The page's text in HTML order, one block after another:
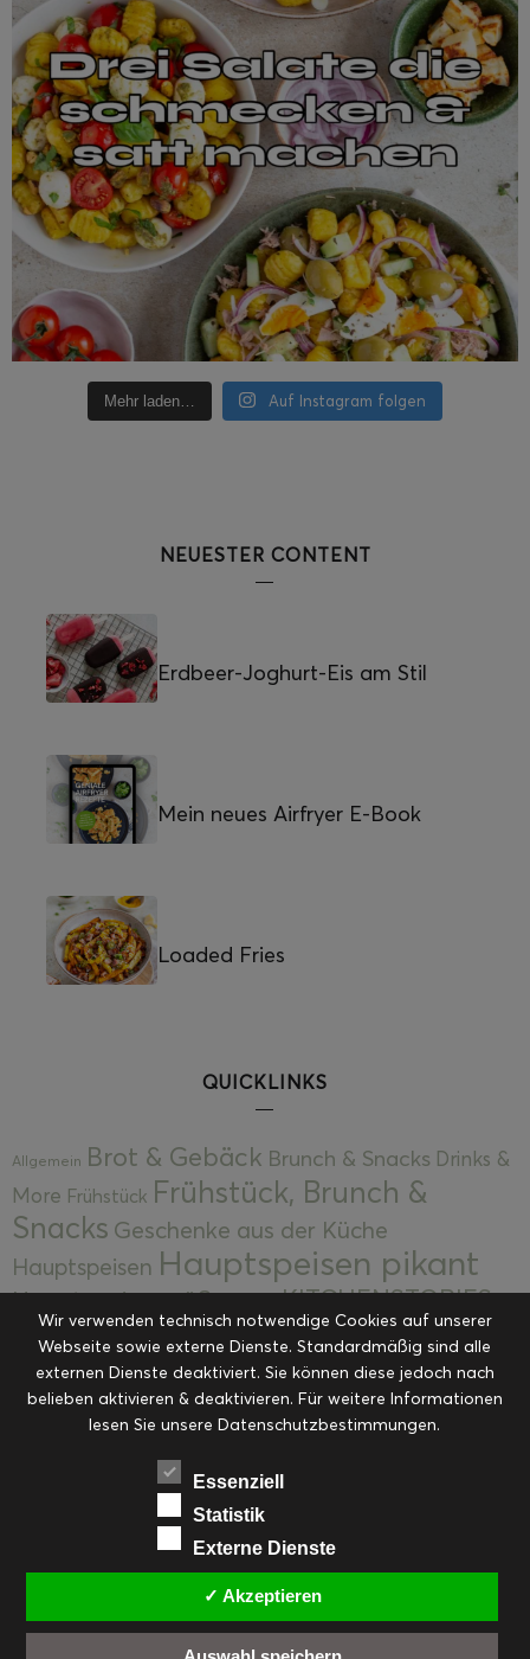
Mehr laden… Auf Instagram folgen
NEUESTER CONTENT
Erdbeer-Joghurt-Eis am Stil
Mein neues Airfryer E-Book
Loaded Fries
QUICKLINKS
Allgemein Brot & Gebäck Brunch & Snacks Drinks &
More Frühstück Frühstück, Brunch &
Snacks Geschenke aus der Küche
Hauptspeisen Hauptspeisen pikant
Hauptspeisen süßKekseKITCHENSTORIES
Kuchen, Torten & Desserts Kuchen und
Desserts Kulinarik Kulinarische Mitbringsel &
Eingemachtes Ohne Kategorie Ostern Resteküche
RezepteSaisonalSliderStartseite
Suppen, Salate & Vorspeisen
Vorspeisen, Salate & Suppen
Weihnachten Workshops & Events
Wir verwenden technisch notwendige Cookies auf unserer
Webseite sowie externe Dienste. Standardmäßig sind alle
externen Dienste deaktiviert. Sie können diese jedoch nach
belieben aktivieren & deaktivieren. Für weitere Informationen
lesen Sie unsere Datenschutzbestimmungen.
Essenziell
Statistik
Externe Dienste
✓ Akzeptieren